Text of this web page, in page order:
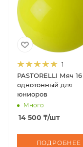
1
PASTORELLI Мяч
однотонный для
юниоров
Много
14 500 ₸/шт
ПОДРОБНЕЕ